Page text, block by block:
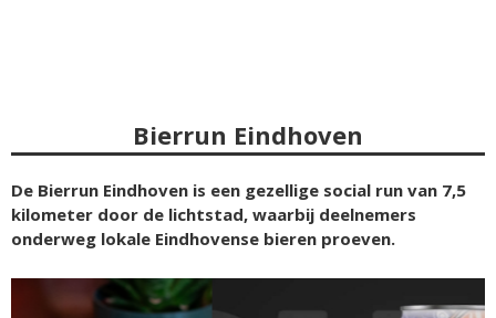
Bierrun Eindhoven
De Bierrun Eindhoven is een gezellige social run van 7,5
kilometer door de lichtstad, waarbij deelnemers
onderweg lokale Eindhovense bieren proeven.